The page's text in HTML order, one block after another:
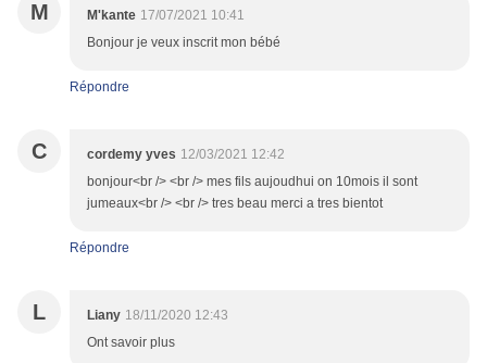
M M'kante 17/07/2021 10:41
Bonjour je veux inscrit mon bébé
Répondre
C cordemy yves 12/03/2021 12:42
bonjour<br /> <br /> mes fils aujoudhui on 10mois il sont
jumeaux<br /> <br /> tres beau merci a tres bientot
Répondre
L Liany 18/11/2020 12:43
Ont savoir plus